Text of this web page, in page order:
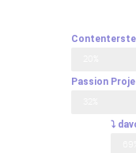
Passion
⤵